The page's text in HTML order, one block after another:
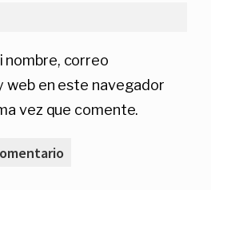
nombre, correo
web en este navegador
vez que comente.